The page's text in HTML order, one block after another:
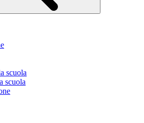
scuola
scuola